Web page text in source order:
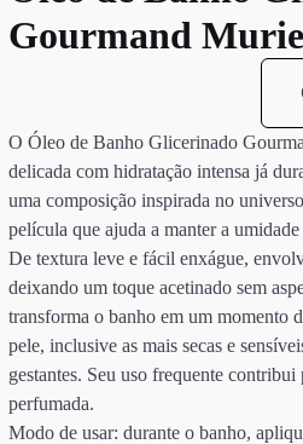
Gourmand
O Óleo de Banho Glicerinado
delicada com hidratação intensa já
uma composição inspirada no
película que ajuda a manter a
De textura leve e fácil enxágue,
deixando um toque acetinado sem
transforma o banho em um momento
pele, inclusive as mais secas e
gestantes. Seu uso frequente
perfumada.
Modo de usar: durante o banho,